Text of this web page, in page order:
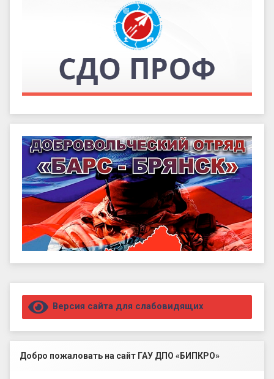
Правый сайдбар
Версия сайта для слабовидящих
Добро пожаловать на сайт ГАУ ДПО «БИПКРО»